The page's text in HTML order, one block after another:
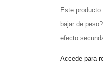
Este
bajar de
efecto
Accede para